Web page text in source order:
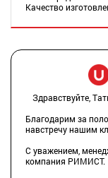
Качество
Здравствуйте,
Благодарим за
навстречу нашим
С уважением,
компания РИМИСТ.